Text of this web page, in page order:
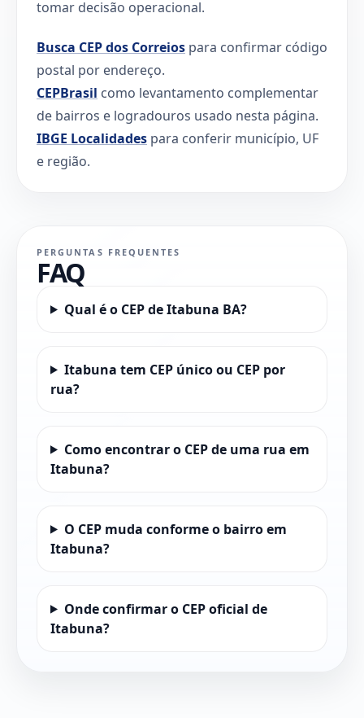
tomar decisão operacional.
Busca CEP dos Correios para confirmar código
postal por endereço.
CEPBrasil como levantamento complementar
de bairros e logradouros usado nesta página.
IBGE Localidades para conferir município, UF
e região.
PERGUNTAS FREQUENTES
FAQ
Qual é o CEP de Itabuna BA?
Itabuna tem CEP único ou CEP por
rua?
Como encontrar o CEP de uma rua em
Itabuna?
O CEP muda conforme o bairro em
Itabuna?
Onde confirmar o CEP oficial de
Itabuna?